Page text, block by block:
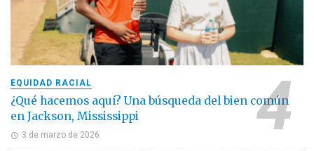
EQUIDAD RACIAL
¿Qué hacemos aquí? Una búsqueda del bien común
en Jackson, Mississippi
3 de marzo de 2026